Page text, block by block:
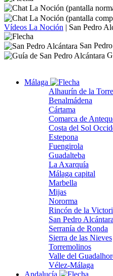
Vídeos La Noción | San Pedro
San
Málaga
Alhaurín de la Torre
Benalmádena
Cártama
Comarca de
Costa del Sol
Estepona
Fuengirola
Guadalteba
La Axarquía
Málaga capital
Marbella
Mijas
Nororma
Rincón de la
San Pedro Alcántara
Serranía de Ronda
Sierra de las Nieves
Torremolinos
Valle del
Vélez-Málaga